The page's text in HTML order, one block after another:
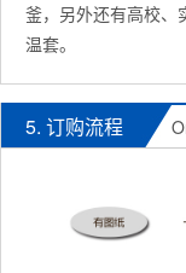
釜，另外还有高校、
温套。
5. 订购流程